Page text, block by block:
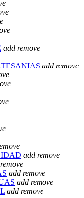
add remove
add remove
add remove
remove
add remove
add remove
add remove